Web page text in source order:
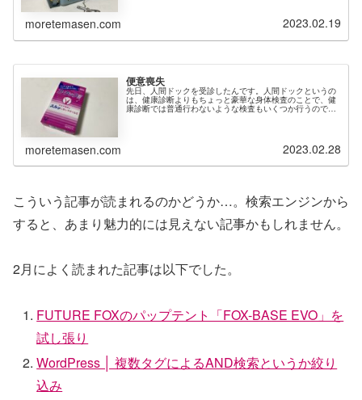
たサイズ感が完全に好みであり、ええやん、次に買うアウ
moretemasen.com 2023.02.19
便意喪失
先日、人間ドックを受診したんです。人間ドックというの
は、健康診断よりもちょっと豪華な身体検査のことで、健
康診断では普通行わないような検査もいくつか行うのです
moretemasen.com 2023.02.28
こういう記事が読まれるのかどうか…。検索エンジンから
すると、あまり魅力的には見えない記事かもしれません。
2月によく読まれた記事は以下でした。
FUTURE FOXのパップテント「FOX-BASE EVO」を
試し張り
WordPress │ 複数タグによるAND検索というか絞り
込み